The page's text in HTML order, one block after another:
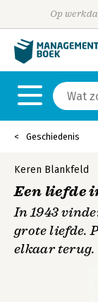
Op
Geschiedenis
Keren Blankfeld
Een liefde
In 1943
grote liefde.
elkaar terug.